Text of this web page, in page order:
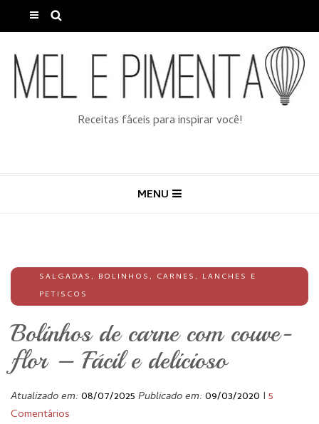
Receitas fáceis para inspirar você!
MENU
SALGADAS, BOLINHOS, CARNES, LANCHES E
PETISCOS
Bolinhos de carne com couve-
flor – Fácil e delicioso
Atualizado em:08/07/2025 Publicado em:09/03/2020 I 5
Comentários